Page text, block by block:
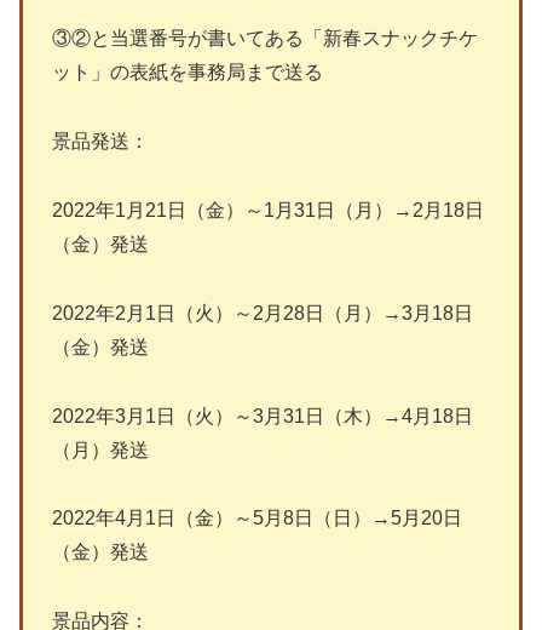
③②と当選番号が書いてある「新春スナックチケ
ット」の表紙を事務局まで送る
景品発送：
2022年1月21日（金）～1月31日（月）→2月18日
（金）発送
2022年2月1日（火）～2月28日（月）→3月18日
（金）発送
2022年3月1日（火）～3月31日（木）→4月18日
（月）発送
2022年4月1日（金）～5月8日（日）→5月20日
（金）発送
景品内容：